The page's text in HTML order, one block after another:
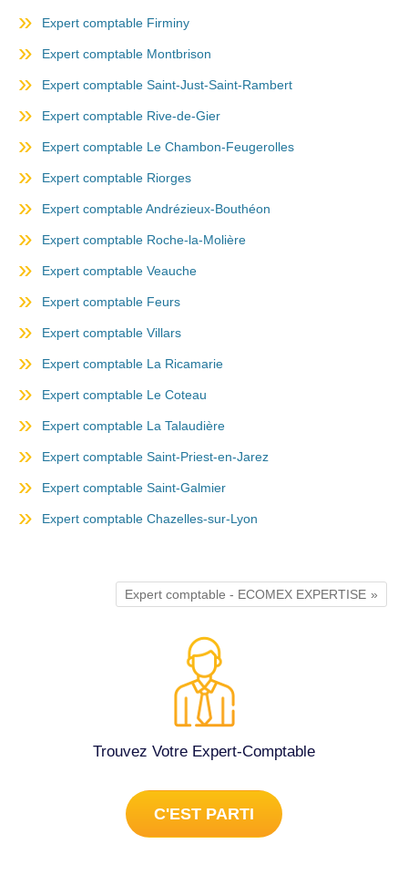
Expert comptable Firminy
Expert comptable Montbrison
Expert comptable Saint-Just-Saint-Rambert
Expert comptable Rive-de-Gier
Expert comptable Le Chambon-Feugerolles
Expert comptable Riorges
Expert comptable Andrézieux-Bouthéon
Expert comptable Roche-la-Molière
Expert comptable Veauche
Expert comptable Feurs
Expert comptable Villars
Expert comptable La Ricamarie
Expert comptable Le Coteau
Expert comptable La Talaudière
Expert comptable Saint-Priest-en-Jarez
Expert comptable Saint-Galmier
Expert comptable Chazelles-sur-Lyon
Expert comptable - ECOMEX EXPERTISE
Trouvez Votre Expert-Comptable
C'EST PARTI